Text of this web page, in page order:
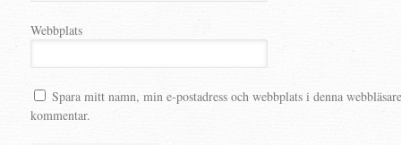
Webbplats
Spara mitt namn, min e-postadress och webbplats i denna
kommentar.